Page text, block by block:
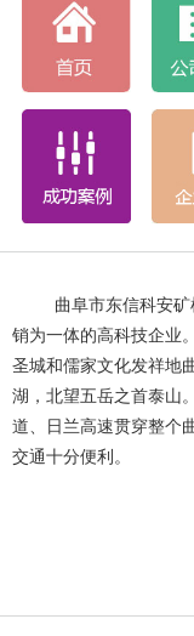
曲阜市东信科安
销为一体的高科技企业
圣城和儒家文化发祥地
湖，北望五岳之首泰山
道、日兰高速贯穿整个
交通十分便利。